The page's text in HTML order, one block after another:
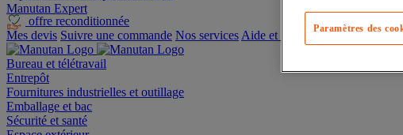
Manutan Expert
offre reconditionnée
Mes devis Suivre une commande Nos services Aide et contact
Bureau et télétravail
Entrepôt
Fournitures industrielles et outillage
Emballage et bac
Sécurité et santé
Paramètres des